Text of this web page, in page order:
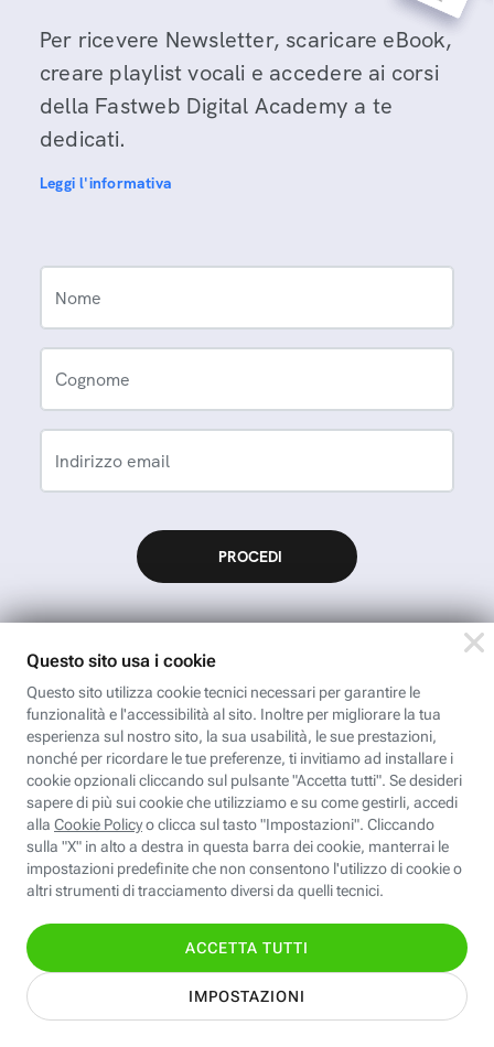
Per ricevere Newsletter, scaricare eBook,
creare playlist vocali e accedere ai corsi
della Fastweb Digital Academy a te
dedicati.
Leggi l'informativa
Nome
Cognome
Indirizzo email
App FastwebPlus
Un'app unica per
conoscere, informare,
ispirare
Seguici